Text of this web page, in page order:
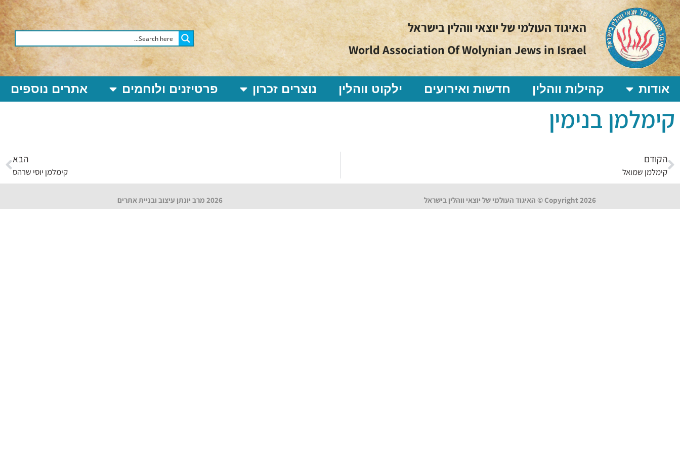
האיגוד העולמי של יוצאי ווהלין בישראל
World Association Of Wolynian Jews in Israel
אודות קהילות ווהלין חדשות ואירועים ילקוט ווהלין נוצרים זכרון פרטיזנים ולוחמים אתרים נוספים
קימלמן בנימין
הקודם
קימלמן שמואל
הבא
קימלמן יוסי שרהס
Copyright 2026 © האיגוד העולמי של יוצאי ווהלין בישראל 2026 מרב יונתן עיצוב ובניית אתרים